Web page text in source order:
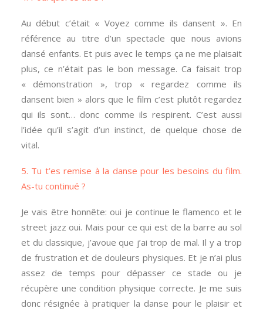
Au début c’était « Voyez comme ils dansent ». En
référence au titre d’un spectacle que nous avions
dansé enfants. Et puis avec le temps ça ne me plaisait
plus, ce n’était pas le bon message. Ca faisait trop
« démonstration », trop « regardez comme ils
dansent bien » alors que le film c’est plutôt regardez
qui ils sont… donc comme ils respirent. C’est aussi
l’idée qu’il s’agit d’un instinct, de quelque chose de
vital.
5. Tu t’es remise à la danse pour les besoins du film.
As-tu continué ?
Je vais être honnête: oui je continue le flamenco et le
street jazz oui. Mais pour ce qui est de la barre au sol
et du classique, j’avoue que j’ai trop de mal. Il y a trop
de frustration et de douleurs physiques. Et je n’ai plus
assez de temps pour dépasser ce stade ou je
récupère une condition physique correcte. Je me suis
donc résignée à pratiquer la danse pour le plaisir et